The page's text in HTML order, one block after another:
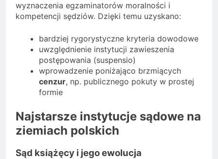
wyznaczenia egzaminatorów moralności i
kompetencji sędziów. Dzięki temu uzyskano:
bardziej rygorystyczne kryteria dowodowe
uwzględnienie instytucji zawieszenia
postępowania (suspensio)
wprowadzenie poniżająco brzmiących
cenzur, np. publicznego pokuty w prostej
formie
Najstarsze instytucje sądowe na
ziemiach polskich
Sąd książęcy i jego ewolucja